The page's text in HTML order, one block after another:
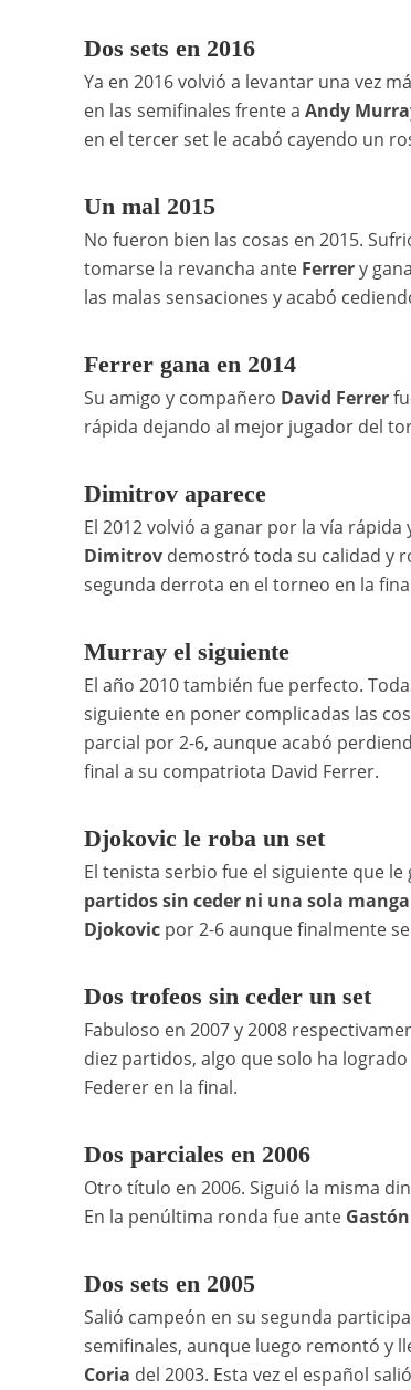
Dos sets en 2016
Ya en 2016 volvió a levantar una vez
en las semifinales frente a Andy
en el tercer set le acabó cayendo un
Un mal 2015
No fueron bien las cosas en 2015.
tomarse la revancha ante Ferrery
las malas sensaciones y acabó
Ferrer gana en 2014
Su amigo y compañero David Ferrer
rápida dejando al mejor jugador del
Dimitrov aparece
El 2012 volvió a ganar por la vía
Dimitrovdemostró toda su calidad y
segunda derrota en el torneo en la
Murray el siguiente
El año 2010 también fue perfecto.
siguiente en poner complicadas las
parcial por 2-6, aunque acabó
final a su compatriota David Ferrer.
Djokovic le roba un set
El tenista serbio fue el siguiente que
partidos sin ceder ni una sola
Djokovicpor 2-6 aunque finalmente
Dos trofeos sin ceder un set
Fabuloso en 2007 y 2008
diez partidos, algo que solo ha
Federer en la final.
Dos parciales en 2006
Otro título en 2006. Siguió la misma
En la penúltima ronda fue ante
Dos sets en 2005
Salió campeón en su segunda
semifinales, aunque luego remontó y
Coria del 2003. Esta vez el español